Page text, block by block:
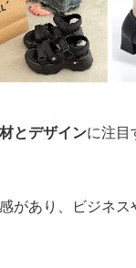
とデザインに注目
があり、ビジネス